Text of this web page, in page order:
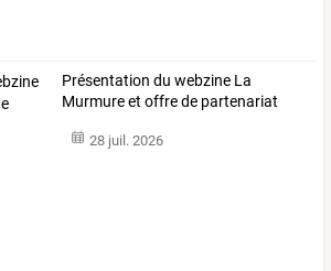
Présentation du webzine La
Murmure et offre de partenariat
28 juil. 2026